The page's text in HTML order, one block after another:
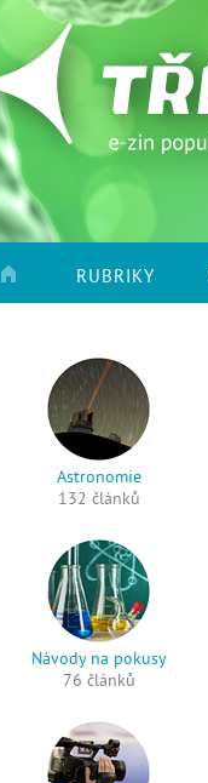
RUBRIKY
Astronomie
132 článků
Návody na pokusy
76 článků